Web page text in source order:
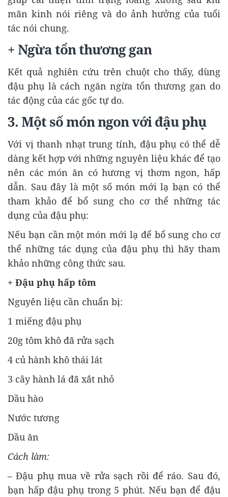
mãn kinh nói riêng và do ảnh hưởng của tuổi
tác nói chung.
+ Ngừa tổn thương gan
Kết quả nghiên cứu trên chuột cho thấy, dùng
đậu phụ là cách ngăn ngừa tổn thương gan do
tác động của các gốc tự do.
3. Một số món ngon với đậu phụ
Với vị thanh nhạt trung tính, đậu phụ có thể dễ
dàng kết hợp với những nguyên liệu khác để tạo
nên các món ăn có hương vị thơm ngon, hấp
dẫn. Sau đây là một số món mới lạ bạn có thể
tham khảo để bổ sung cho cơ thể những tác
dụng của đậu phụ:
Nếu bạn cần một món mới lạ để bổ sung cho cơ
thể những tác dụng của đậu phụ thì hãy tham
khảo những công thức sau.
+ Đậu phụ hấp tôm
Nguyên liệu cần chuẩn bị:
1 miếng đậu phụ
20g tôm khô đã rửa sạch
4 củ hành khô thái lát
3 cây hành lá đã xắt nhỏ
Dầu hào
Nước tương
Dầu ăn
Cách làm:
– Đậu phụ mua về rửa sạch rồi để ráo. Sau đó,
bạn hấp đậu phụ trong 5 phút. Nếu bạn để đậu